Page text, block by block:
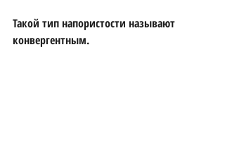
Такой тип напористости называют
конвергентным.